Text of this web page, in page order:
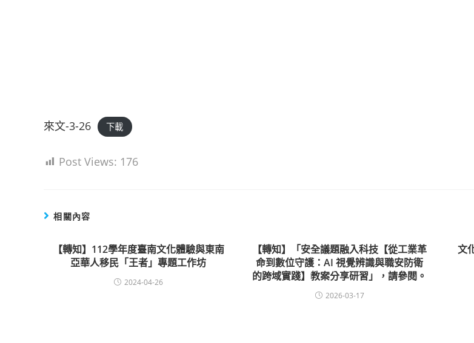
來文-3-26 下載
Post Views: 176
相關內容
【轉知】112學年度臺南文化體驗與東南
亞華人移民「王者」專題工作坊
2024-04-26
【轉知】「安全議題融入科技【從工業革
命到數位守護：AI 視覺辨識與職安防衛
的跨域實踐】教案分享研習」，請參閱。
2026-03-17
文